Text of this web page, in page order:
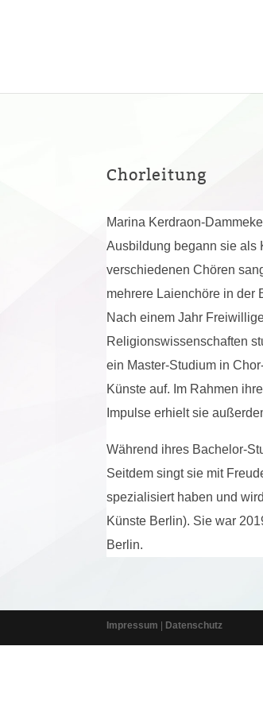
Chorleitung
Marina Kerdraon-
Ausbildung begann sie als
verschiedenen Chören
mehrere Laienchöre in der
Nach einem Jahr
Religionswissenschaften
ein Master-Studium in
Künste auf. Im Rahmen
Impulse erhielt sie
Während ihres Bachelor-
Seitdem singt sie mit
spezialisiert haben und
Künste Berlin). Sie war
Berlin.
Impressum Datenschutz